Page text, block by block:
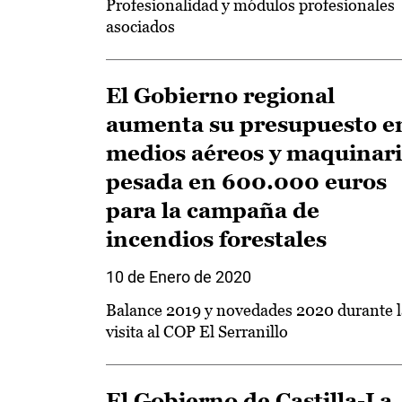
Profesionalidad y módulos profesionales
asociados
El Gobierno regional
aumenta su presupuesto
medios aéreos y
pesada en 600.000 euros
para la campaña de
incendios forestales
10 de Enero de 2020
Balance 2019 y novedades 2020 durante
visita al COP El Serranillo